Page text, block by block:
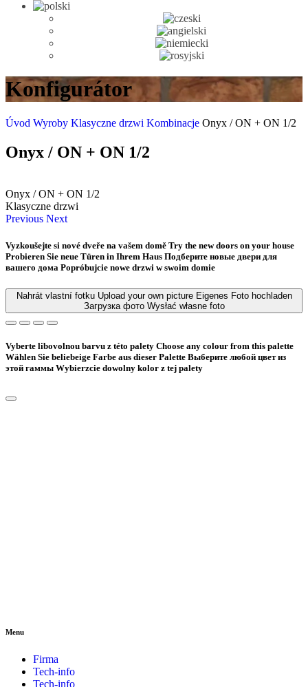
Konfigurátor
Úvod Wyroby Klasyczne drzwi Kombinacje Onyx / ON + ON 1/2
Onyx / ON + ON 1/2
Onyx / ON + ON 1/2
Klasyczne drzwi
Previous Next
Vyzkoušejte si nové dveře na vašem domě Try the new doors on your house
Probieren Sie neue Türen in Ihrem Haus Подберите новые двери для
вашего дома Popróbujcie nowe drzwi w swoim domie
Nahrát vlastní fotku Upload your own picture Eigenes Foto hochladen
Загрузка фото Wysłać własne foto
Vyberte libovolnou barvu z této palety Choose any colour from this palette
Wählen Sie beliebeige Farbe aus dieser Palette Bыберите любой цвет из
этой гаммы Wybierzcie dowolny kolor z tej palety
Menu
Firma
Tech-info
Tech-info